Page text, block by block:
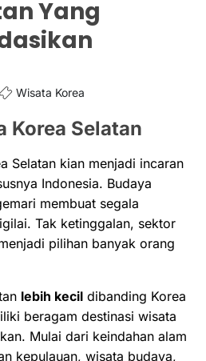
Yang
Wisata Korea
Korea Selatan
Selatan kian menjadi incaran
Indonesia. Budaya
membuat segala
Tak ketinggalan, sektor
pilihan banyak orang
lebih kecil dibanding Korea
beragam destinasi wisata
Mulai dari keindahan alam
kepulauan, wisata budaya,